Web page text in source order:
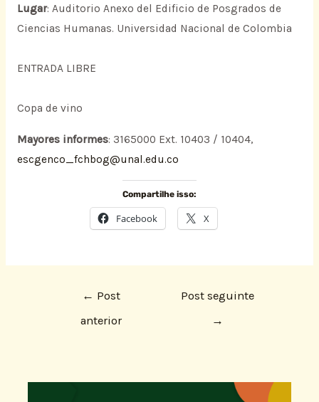
Lugar: Auditorio Anexo del Edificio de Posgrados de
Ciencias Humanas. Universidad Nacional de Colombia
ENTRADA LIBRE
Copa de vino
Mayores informes: 3165000 Ext. 10403 / 10404,
escgenco_fchbog@unal.edu.co
Compartilhe isso:
Facebook X
← Post
anterior
Post seguinte
→